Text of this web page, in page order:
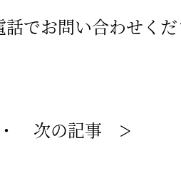
でお問い合わせくだ
・ 次の記事